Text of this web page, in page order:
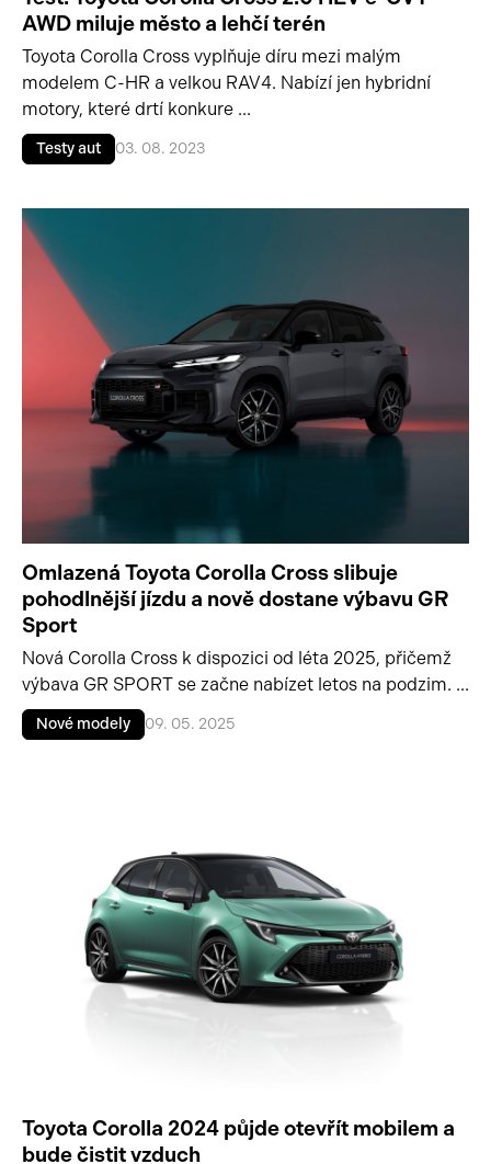
AWD miluje město a lehčí terén
Toyota Corolla Cross vyplňuje díru mezi malým
modelem C-HR a velkou RAV4. Nabízí jen hybridní
motory, které drtí konkure ...
Testy aut 03. 08. 2023
Omlazená Toyota Corolla Cross slibuje
pohodlnější jízdu a nově dostane výbavu GR
Sport
Nová Corolla Cross k dispozici od léta 2025, přičemž
výbava GR SPORT se začne nabízet letos na podzim. ...
Nové modely 09. 05. 2025
Toyota Corolla 2024 půjde otevřít mobilem a
bude čistit vzduch